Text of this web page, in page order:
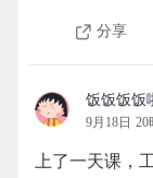
分享
饭饭饭饭
9月18日 20
上了一天课，